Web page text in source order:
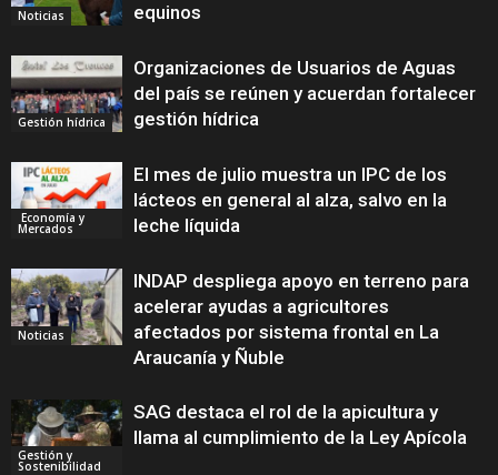
Noticias
equinos
Gestión hídrica
Organizaciones de Usuarios de Aguas
del país se reúnen y acuerdan fortalecer
gestión hídrica
Economía y
Mercados
El mes de julio muestra un IPC de los
lácteos en general al alza, salvo en la
leche líquida
Noticias
INDAP despliega apoyo en terreno para
acelerar ayudas a agricultores
afectados por sistema frontal en La
Araucanía y Ñuble
Gestión y
Sostenibilidad
SAG destaca el rol de la apicultura y
llama al cumplimiento de la Ley Apícola